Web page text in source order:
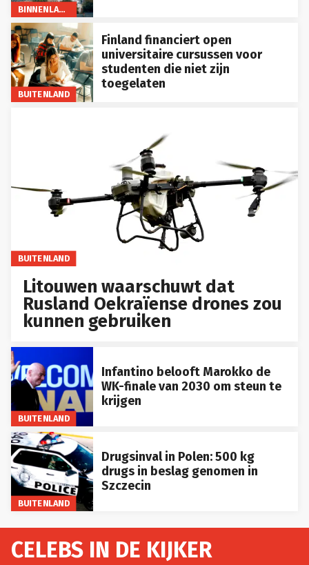
BINNENLAND
BUITENLAND
Finland financiert open
universitaire cursussen voor
studenten die niet zijn
toegelaten
BUITENLAND
Litouwen waarschuwt dat
Rusland Oekraïense drones zou
kunnen gebruiken
BUITENLAND
Infantino belooft Marokko de
WK-finale van 2030 om steun te
krijgen
BUITENLAND
Drugsinval in Polen: 500 kg
drugs in beslag genomen in
Szczecin
CELEBS IN DE KIJKER